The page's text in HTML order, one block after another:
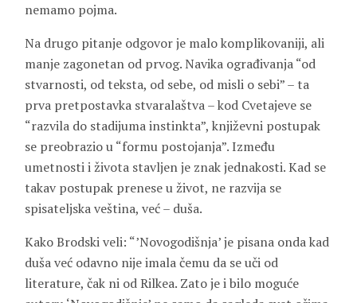
nemamo pojma.
Na drugo pitanje odgovor je malo komplikovaniji, ali
manje zagonetan od prvog. Navika ograđivanja “od
stvarnosti, od teksta, od sebe, od misli o sebi” – ta
prva pretpostavka stvaralaštva – kod Cvetajeve se
“razvila do stadijuma instinkta”, književni postupak
se preobrazio u “formu postojanja”. Između
umetnosti i života stavljen je znak jednakosti. Kad se
takav postupak prenese u život, ne razvija se
spisateljska veština, već – duša.
Kako Brodski veli: “’Novogodišnja’ je pisana onda kad
duša već odavno nije imala čemu da se uči od
literature, čak ni od Rilkea. Zato je i bilo moguće